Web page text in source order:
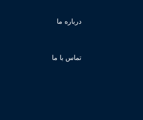
درباره ما
تماس با ما